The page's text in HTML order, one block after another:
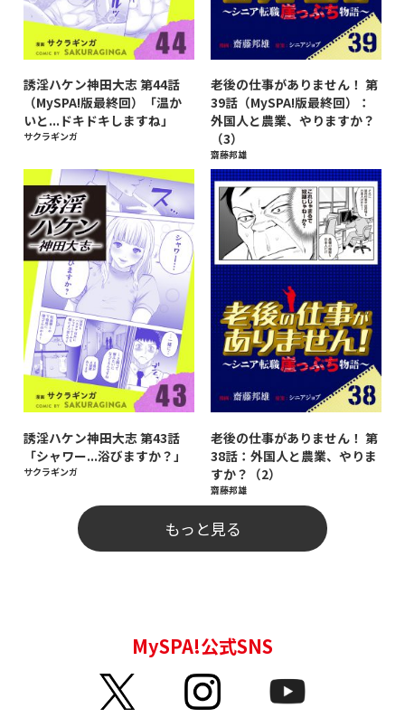
誘淫ハケン神田大志 第44話
（MySPA!版最終回）「温か
いと...ドキドキしますね」
サクラギンガ
老後の仕事がありません！ 第
39話（MySPA!版最終回）：
外国人と農業、やりますか？
（3）
齋藤邦雄
誘淫ハケン神田大志 第43話
「シャワー...浴びますか？」
サクラギンガ
老後の仕事がありません！ 第
38話：外国人と農業、やりま
すか？（2）
齋藤邦雄
もっと見る